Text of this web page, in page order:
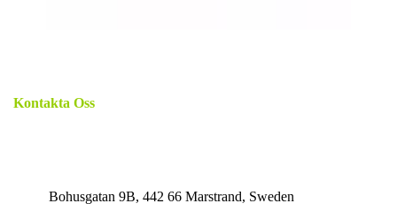
Kontakta Oss
Bohusgatan 9B, 442 66 Marstrand, Sweden